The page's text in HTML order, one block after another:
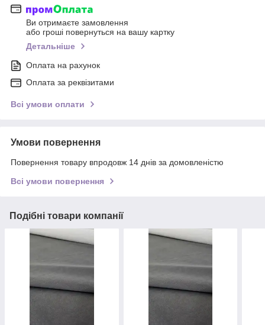
Ви отримаєте замовлення
або гроші повернуться на вашу картку
Детальніше
Оплата на рахунок
Оплата за реквізитами
Всі умови оплати
Умови повернення
Повернення товару впродовж 14 днів за домовленістю
Всі умови повернення
Подібні товари компанії